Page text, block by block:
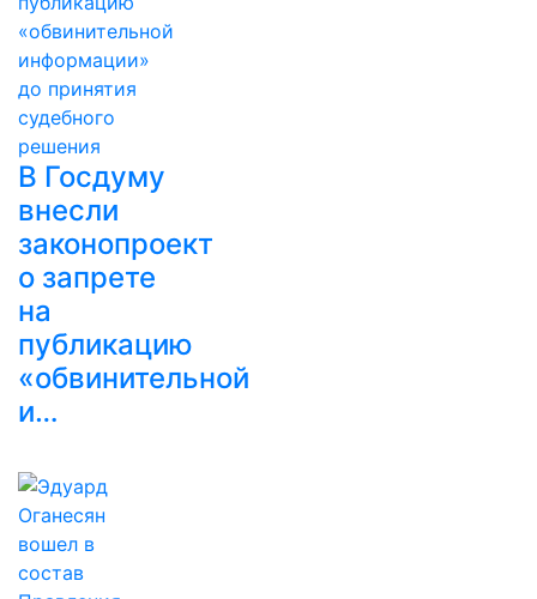
В Госдуму
внесли
законопроект
о запрете
на
публикацию
«обвинительной
и…